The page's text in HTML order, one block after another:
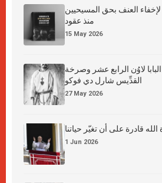
لإخفاء العنف بحق المسيحيين
منذ عقود
15 May 2026
البابا لاوُن الرابع عشر وصرخة
القدِّيس شارل دي فوكو
27 May 2026
الله قادرة على أن تغيّر حياتنا
1 Jun 2026